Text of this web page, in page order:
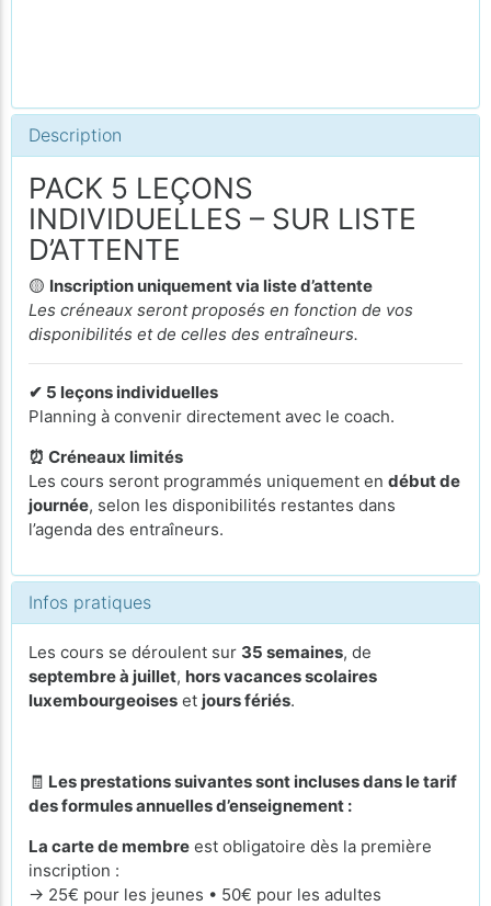
Description
PACK 5 LEÇONS
INDIVIDUELLES – SUR LISTE
D’ATTENTE
🟡 Inscription uniquement via liste d’attente
Les créneaux seront proposés en fonction de vos
disponibilités et de celles des entraîneurs.
✔ 5 leçons individuelles
Planning à convenir directement avec le coach.
⏰ Créneaux limités
Les cours seront programmés uniquement en début de
journée, selon les disponibilités restantes dans
l’agenda des entraîneurs.
Infos pratiques
Les cours se déroulent sur 35 semaines, de
septembre à juillet, hors vacances scolaires
luxembourgeoises et jours fériés.
🧾 Les prestations suivantes sont incluses dans le tarif
des formules annuelles d’enseignement :
La carte de membre est obligatoire dès la première
inscription :
→ 25€ pour les jeunes • 50€ pour les adultes